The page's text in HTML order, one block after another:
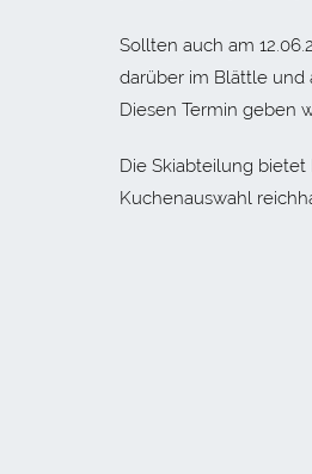
Sollten auch am
darüber im Blättle und
Diesen Termin geben
Die Skiabteilung
Kuchenauswahl